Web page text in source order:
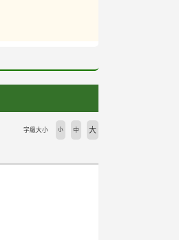
字級大小 小 中 大